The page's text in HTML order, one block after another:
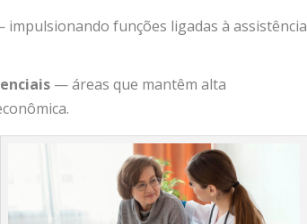
impulsionando funções ligadas à assistência
— áreas que mantêm alta